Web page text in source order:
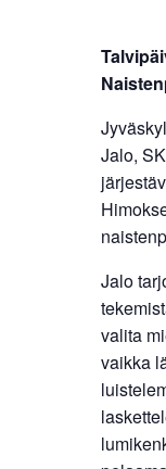
Jalo,
Jalo
valita
vaikka